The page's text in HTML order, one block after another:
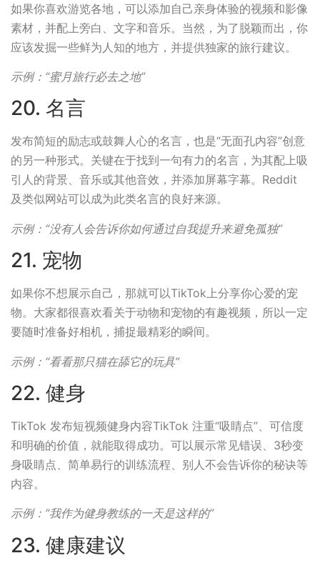
如果你喜欢游览各地，可以添加自己亲身体验的视频和影像
素材，并配上旁白、文字和音乐。当然，为了脱颖而出，你
应该发掘一些鲜为人知的地方，并提供独家的旅行建议。
示例：“蜜月旅行必去之地”
20. 名言
发布简短的励志或鼓舞人心的名言，也是“无面孔内容”创意
的另一种形式。关键在于找到一句有力的名言，为其配上吸
引人的背景、音乐或其他音效，并添加屏幕字幕。Reddit
及类似网站可以成为此类名言的良好来源。
示例：“没有人会告诉你如何通过自我提升来避免孤独”
21. 宠物
如果你不想展示自己，那就可以TikTok上分享你心爱的宠
物。大家都很喜欢看关于动物和宠物的有趣视频，所以一定
要随时准备好相机，捕捉最精彩的瞬间。
示例：“看看那只猫在舔它的玩具”
22. 健身
TikTok 发布短视频健身内容TikTok 注重“吸睛点”、可信度
和明确的价值，就能取得成功。可以展示常见错误、3秒变
身吸睛点、简单易行的训练流程、别人不会告诉你的秘诀等
内容。
示例：“我作为健身教练的一天是这样的”
23. 健康建议